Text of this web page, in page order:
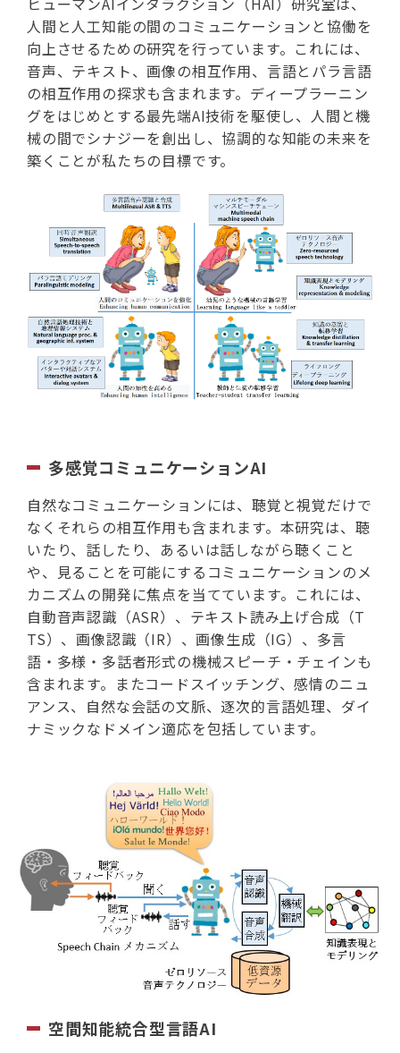
人間と人工知能の間のコミュニケーションと協働を
向上させるための研究を行っています。これには、
音声、テキスト、画像の相互作用、言語とパラ言語
の相互作用の探求も含まれます。ディープラーニン
グをはじめとする最先端AI技術を駆使し、人間と機
械の間でシナジーを創出し、協調的な知能の未来を
築くことが私たちの目標です。
多感覚コミュニケーションAI
自然なコミュニケーションには、聴覚と視覚だけで
なくそれらの相互作用も含まれます。本研究は、聴
いたり、話したり、あるいは話しながら聴くこと
や、見ることを可能にするコミュニケーションのメ
カニズムの開発に焦点を当てています。これには、
自動音声認識（ASR）、テキスト読み上げ合成（T
TS）、画像認識（IR）、画像生成（IG）、多言
語・多様・多話者形式の機械スピーチ・チェインも
含まれます。またコードスイッチング、感情のニュ
アンス、自然な会話の文脈、逐次的言語処理、ダイ
ナミックなドメイン適応を包括しています。
空間知能統合型言語AI